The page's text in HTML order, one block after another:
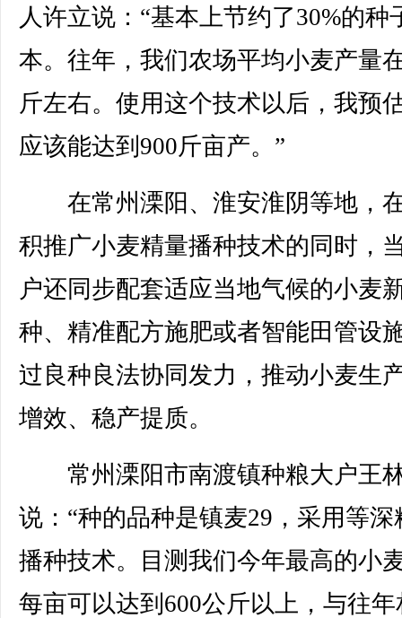
人许立说：“基本上节约了30%的种
本。往年，我们农场平均小麦产量
斤左右。使用这个技术以后，我预
应该能达到900斤亩产。”
在常州溧阳、淮安淮阴等地，
积推广小麦精量播种技术的同时，
户还同步配套适应当地气候的小麦
种、精准配方施肥或者智能田管设
过良种良法协同发力，推动小麦生
增效、稳产提质。
常州溧阳市南渡镇种粮大户王
说：“种的品种是镇麦29，采用等深
播种技术。目测我们今年最高的小
每亩可以达到600公斤以上，与往年